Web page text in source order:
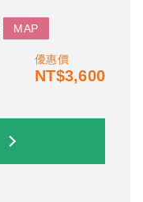
MAP
優惠價
NT$3,600